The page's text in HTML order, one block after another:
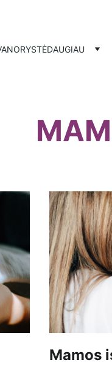
DAUGIAU
Mamos